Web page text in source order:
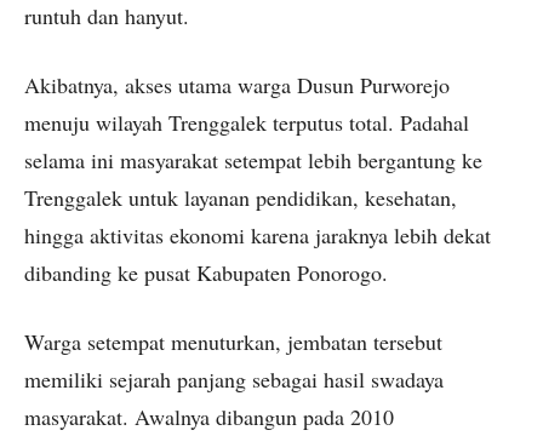
runtuh dan hanyut.
Akibatnya, akses utama warga Dusun Purworejo
menuju wilayah Trenggalek terputus total. Padahal
selama ini masyarakat setempat lebih bergantung ke
Trenggalek untuk layanan pendidikan, kesehatan,
hingga aktivitas ekonomi karena jaraknya lebih dekat
dibanding ke pusat Kabupaten Ponorogo.
Warga setempat menuturkan, jembatan tersebut
memiliki sejarah panjang sebagai hasil swadaya
masyarakat. Awalnya dibangun pada 2010